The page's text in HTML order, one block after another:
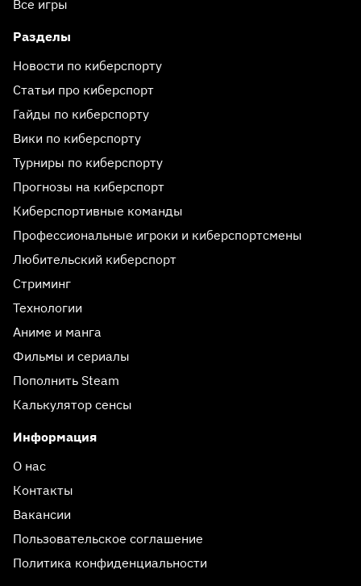
Все игры
Разделы
Новости по киберспорту
Статьи про киберспорт
Гайды по киберспорту
Вики по киберспорту
Турниры по киберспорту
Прогнозы на киберспорт
Киберспортивные команды
Профессиональные игроки и киберспортсмены
Любительский киберспорт
Стриминг
Технологии
Аниме и манга
Фильмы и сериалы
Пополнить Steam
Калькулятор сенсы
Информация
О нас
Контакты
Вакансии
Пользовательское соглашение
Политика конфиденциальности